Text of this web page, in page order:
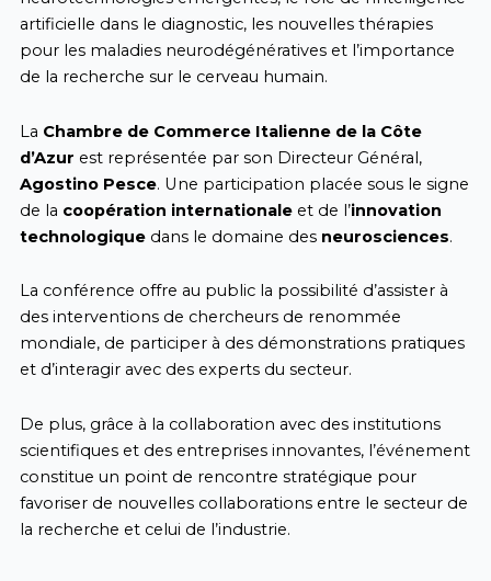
artificielle dans le diagnostic, les nouvelles thérapies
pour les maladies neurodégénératives et l’importance
de la recherche sur le cerveau humain.
La Chambre de Commerce Italienne de la Côte
d’Azur est représentée par son Directeur Général,
Agostino Pesce. Une participation placée sous le signe
de la coopération internationaleet de l’innovation
technologiquedans le domaine des neurosciences.
La conférence offre au public la possibilité d’assister à
des interventions de chercheurs de renommée
mondiale, de participer à des démonstrations pratiques
et d’interagir avec des experts du secteur.
De plus, grâce à la collaboration avec des institutions
scientifiques et des entreprises innovantes, l’événement
constitue un point de rencontre stratégique pour
favoriser de nouvelles collaborations entre le secteur de
la recherche et celui de l’industrie.